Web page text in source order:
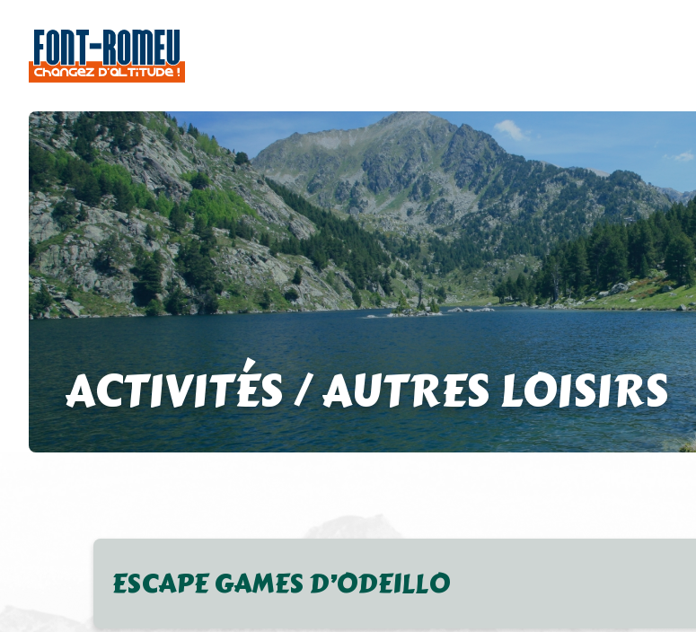
ACTIVITÉS / AUTRES LOISIRS
ESCAPE GAMES D’ODEILLO